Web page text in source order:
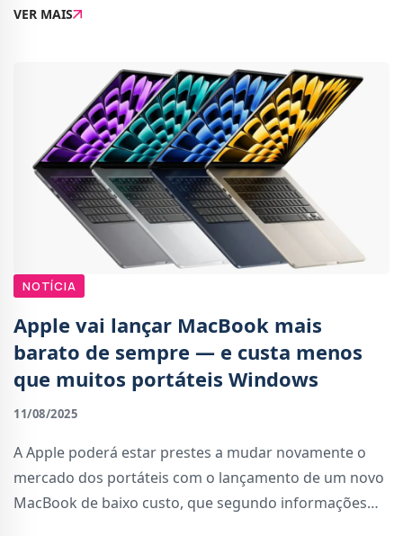
upgrade para o próximo ano.O nov
VER MAIS
NOTÍCIA
Apple vai lançar MacBook mais
barato de sempre — e custa menos
que muitos portáteis Windows
11/08/2025
A Apple poderá estar prestes a mudar novamente o
mercado dos portáteis com o lançamento de um novo
MacBook de baixo custo, que segundo informações